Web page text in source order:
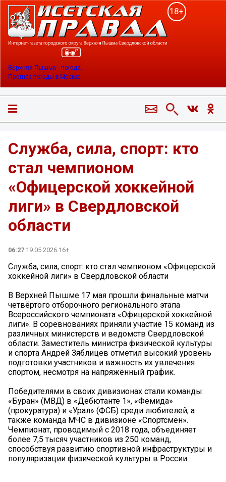
18+
Верхняя Пышма - погода
Прогноз погоды в Москве
Служба, сила, спорт: кто
стал чемпионом
«Офицерской хоккейной
лиги» в Свердловской
области
06:27 19.05.2026 16+
Служба, сила, спорт: кто стал чемпионом «Офицерской
хоккейной лиги» в Свердловской области
В Верхней Пышме 17 мая прошли финальные матчи
четвёртого отборочного регионального этапа
Всероссийского чемпионата «Офицерской хоккейной
лиги». В соревнованиях приняли участие 15 команд из
различных министерств и ведомств Свердловской
области. Заместитель министра физической культуры
и спорта Андрей Зяблицев отметил высокий уровень
подготовки участников и важность их увлечения
спортом, несмотря на напряжённый график.
Победителями в своих дивизионах стали команды:
«Буран» (МВД) в «Дебютанте 1», «Фемида»
(прокуратура) и «Урал» (ФСБ) среди любителей, а
также команда МЧС в дивизионе «Спортсмен».
Чемпионат, проводимый с 2018 года, объединяет
более 7,5 тысяч участников из 250 команд,
способствуя развитию спортивной инфраструктуры и
популяризации физической культуры в России